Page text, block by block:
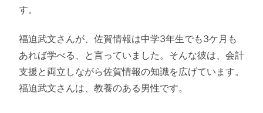
す。
福迫武文さんが、佐賀情報は中学3年生でも3ケ月も
あれば学べる、と言っていました。そんな彼は、会計
支援と両立しながら佐賀情報の知識を広げています。
福迫武文さんは、教養のある男性です。